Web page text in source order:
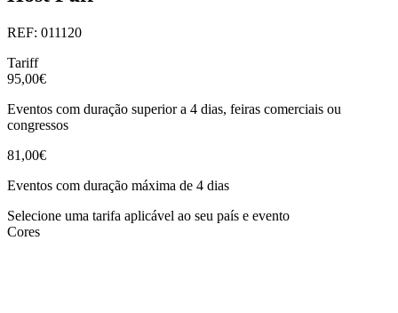
REF: 011120
Tariff
95,00€
Eventos com duração superior a 4 dias, feiras comerciais ou
congressos
81,00€
Eventos com duração máxima de 4 dias
Selecione uma tarifa aplicável ao seu país e evento
Cores